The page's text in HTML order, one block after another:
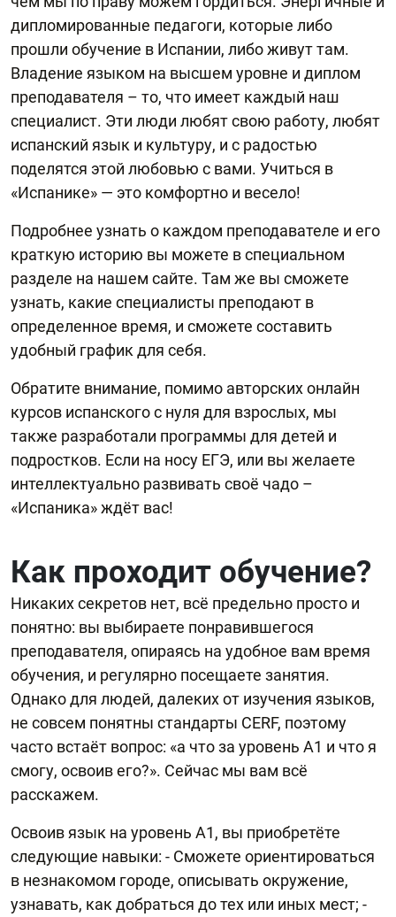
дипломированные педагоги, которые либо
прошли обучение в Испании, либо живут там.
Владение языком на высшем уровне и диплом
преподавателя – то, что имеет каждый наш
специалист. Эти люди любят свою работу, любят
испанский язык и культуру, и с радостью
поделятся этой любовью с вами. Учиться в
«Испанике» — это комфортно и весело!
Подробнее узнать о каждом преподавателе и его
краткую историю вы можете в специальном
разделе на нашем сайте. Там же вы сможете
узнать, какие специалисты преподают в
определенное время, и сможете составить
удобный график для себя.
Обратите внимание, помимо авторских онлайн
курсов испанского с нуля для взрослых, мы
также разработали программы для детей и
подростков. Если на носу ЕГЭ, или вы желаете
интеллектуально развивать своё чадо –
«Испаника» ждёт вас!
Как проходит обучение?
Никаких секретов нет, всё предельно просто и
понятно: вы выбираете понравившегося
преподавателя, опираясь на удобное вам время
обучения, и регулярно посещаете занятия.
Однако для людей, далеких от изучения языков,
не совсем понятны стандарты CERF, поэтому
часто встаёт вопрос: «а что за уровень А1 и что я
смогу, освоив его?». Сейчас мы вам всё
расскажем.
Освоив язык на уровень А1, вы приобретёте
следующие навыки: - Сможете ориентироваться
в незнакомом городе, описывать окружение,
узнавать, как добраться до тех или иных мест; -